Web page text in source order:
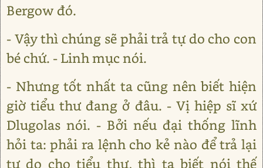
Bergow đó.
- Vậy thì chúng sẽ phải trả tự do cho con
bé chứ. - Linh mục nói.
- Nhưng tốt nhất ta cũng nên biết hiện
giờ tiểu thư đang ở đâu. - Vị hiệp sĩ xứ
Dlugolas nói. - Bởi nếu đại thống lĩnh
hỏi ta: phải ra lệnh cho kẻ nào để trả lại
tự do cho tiểu thư, thì ta biết nói thế